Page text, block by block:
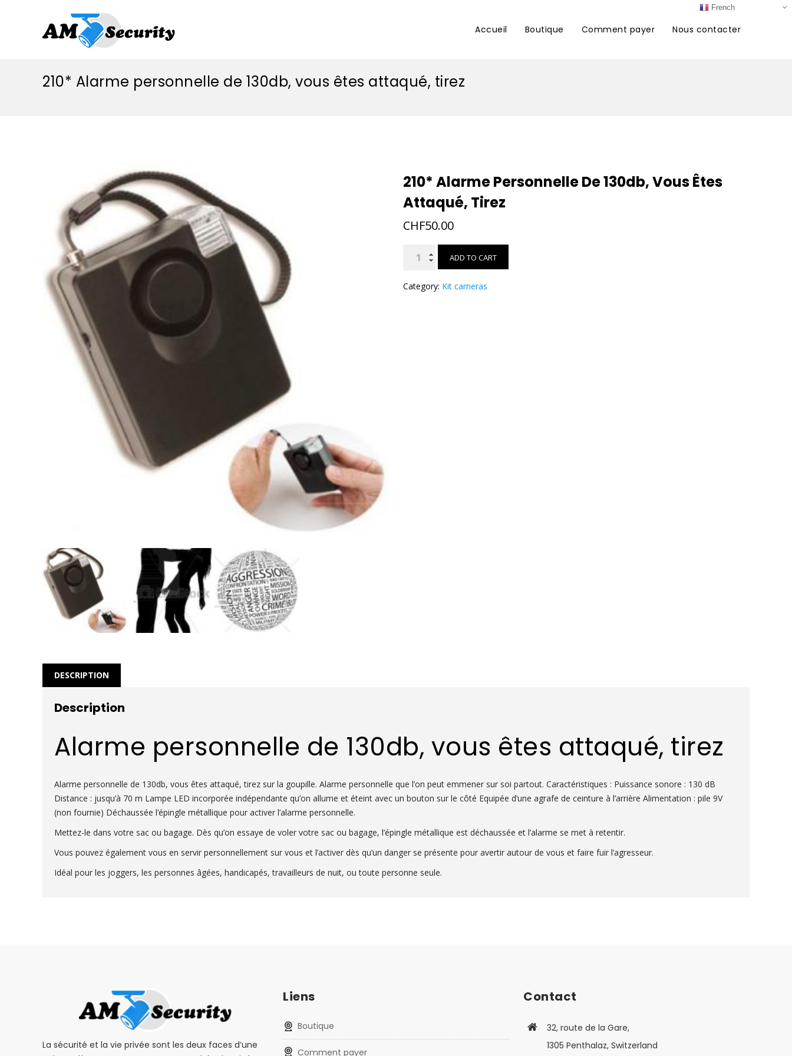
Accueil Boutique Comment payer Nous contacter
210* Alarme personnelle de 130db, vous êtes attaqué, tirez
210* Alarme Personnelle De 130db, Vous Êtes
Attaqué, Tirez
CHF50.00
Alarme
de
ADD TO CART
Category: Kit cameras
DESCRIPTION
Description
Alarme personnelle de 130db, vous êtes attaqué, tirez
Alarme personnelle de 130db, vous êtes attaqué, tirez sur la goupille. Alarme personnelle que l’on peut emmener sur soi partout. Caractéristiques : Puissance sonore : 130 dB
Distance : jusqu’à 70 m Lampe LED incorporée indépendante qu’on allume et éteint avec un bouton sur le côté Equipée d’une agrafe de ceinture à l’arrière Alimentation : pile 9V
(non fournie) Déchaussée l’épingle métallique pour activer l’alarme personnelle.
Mettez-le dans votre sac ou bagage. Dès qu’on essaye de voler votre sac ou bagage, l’épingle métallique est déchaussée et l’alarme se met à retentir.
Vous pouvez également vous en servir personnellement sur vous et l’activer dès qu’un danger se présente pour avertir autour de vous et faire fuir l’agresseur.
Idéal pour les joggers, les personnes âgées, handicapés, travailleurs de nuit, ou toute personne seule.
French
La sécurité et la vie privée sont les deux faces d’une
Liens
Boutique
Comment payer
Contact
32, route de la Gare,
1305 Penthalaz, Switzerland